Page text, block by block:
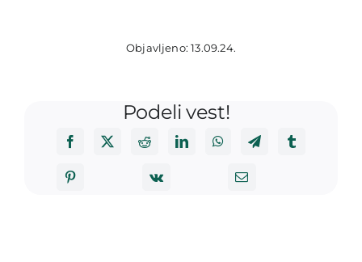
Objavljeno: 13.09.24.
Podeli vest!